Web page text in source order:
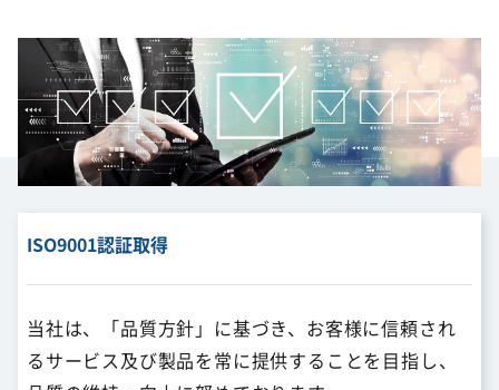
ISO9001認証取得
当社は、「品質方針」に基づき、お客様に信頼され
るサービス及び製品を常に提供することを目指し、